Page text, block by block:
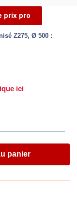
prix pro
Z275, Ø 500 :
ici
panier